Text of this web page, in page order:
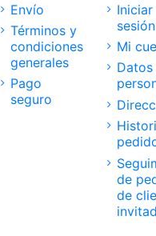
Envío
Términos y
condiciones
generales
Pago
seguro
Iniciar
sesión
Mi
Datos
de
de